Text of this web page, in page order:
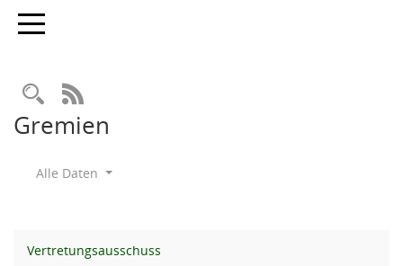
Toggle navigation
Rechercheauswahl
RSS-Feed
Gremien
Alle Daten
Vertretungsausschuss